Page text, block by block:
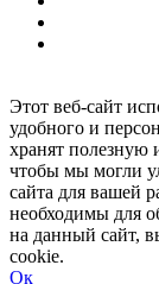
Copyright (c)
Этот веб-сайт
удобного и
хранят полезную
чтобы мы могли
сайта для вашей